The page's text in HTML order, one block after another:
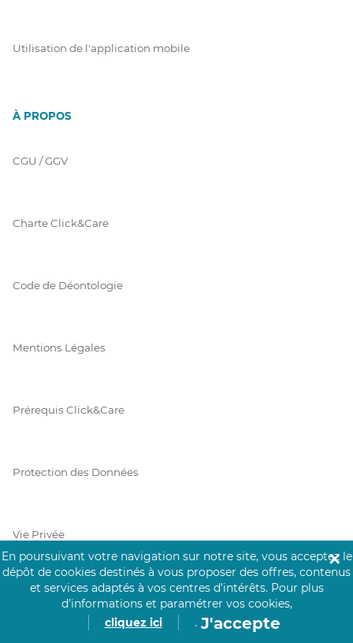
Utilisation de l'application mobile
À PROPOS
CGU / GGV
Charte Click&Care
Code de Déontologie
Mentions Légales
Prérequis Click&Care
Protection des Données
Vie Privée
PAIEMENT SÉCURISÉ
La collecte de vos informations de carte bancaire est cryptée
En poursuivant votre navigation sur notre site, vous acceptez le
dépôt de cookies destinés à vous proposer des offres, contenus
et services adaptés à vos centres d’intérêts. Pour plus
d’informations et paramétrer vos cookies,
cliquez ici
. J'accepte
✕